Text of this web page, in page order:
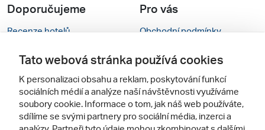
Doporučujeme
Recenze hotelů
Rady na cestu
Cestovní kanceláře
Zájazdy.sk
Pro vás
Obchodní podmínky
Kontakty
Nastavení cookies
Verze webu pro PC
Tato webová stránka používá cookies
K personalizaci obsahu a reklam, poskytování funkcí
sociálních médií a analýze naší návštěvnosti využíváme
soubory cookie. Informace o tom, jak náš web používáte,
sdílíme se svými partnery pro sociální média, inzerci a